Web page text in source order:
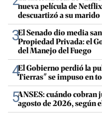
nueva película de
descuartizó a su marido
3El Senado dio media
Propiedad Privada: el
del Manejo del Fuego
4El Gobierno perdió la
Tierras" se impuso en
5ANSES: cuándo cobran
agosto de 2026, según